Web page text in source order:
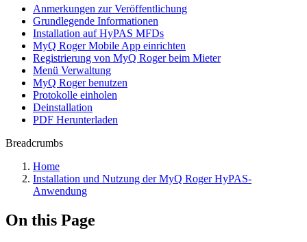
Anmerkungen zur Veröffentlichung
Grundlegende Informationen
Installation auf HyPAS MFDs
MyQ Roger Mobile App einrichten
Registrierung von MyQ Roger beim Mieter
Menü Verwaltung
MyQ Roger benutzen
Protokolle einholen
Deinstallation
PDF Herunterladen
Breadcrumbs
Home
Installation und Nutzung der MyQ Roger HyPAS-
Anwendung
On this Page